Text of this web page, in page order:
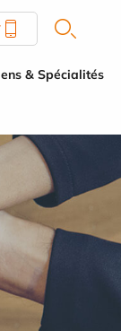
& Spécialités